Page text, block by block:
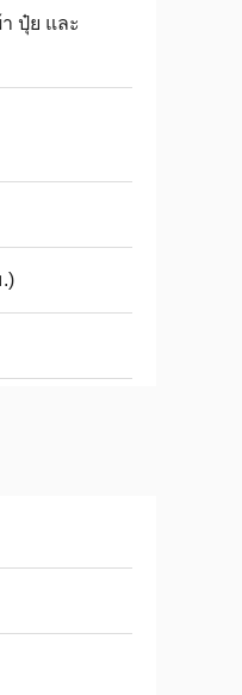
ปุ๋ย และ